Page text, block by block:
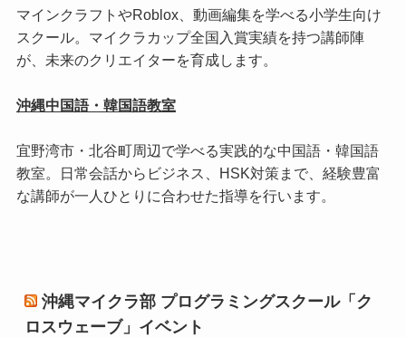
マインクラフトやRoblox、動画編集を学べる小学生向け
スクール。マイクラカップ全国入賞実績を持つ講師陣
が、未来のクリエイターを育成します。
沖縄中国語・韓国語教室
宜野湾市・北谷町周辺で学べる実践的な中国語・韓国語
教室。日常会話からビジネス、HSK対策まで、経験豊富
な講師が一人ひとりに合わせた指導を行います。
沖縄マイクラ部 プログラミングスクール「ク
ロスウェーブ」イベント